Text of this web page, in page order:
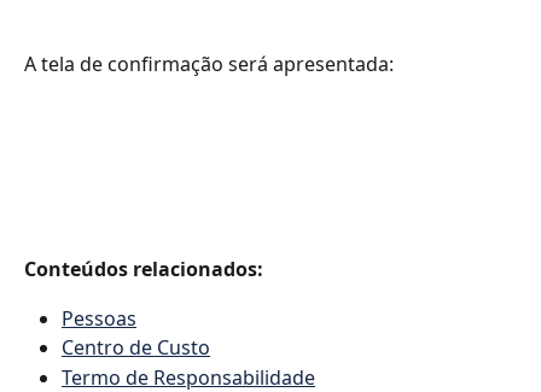
A tela de confirmação será apresentada:
Conteúdos relacionados:
Pessoas
Centro de Custo
Termo de Responsabilidade